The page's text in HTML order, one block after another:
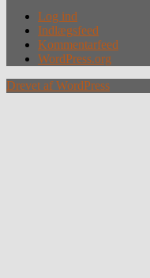
Log ind
Indlægsfeed
Kommentarfeed
WordPress.org
Drevet af WordPress